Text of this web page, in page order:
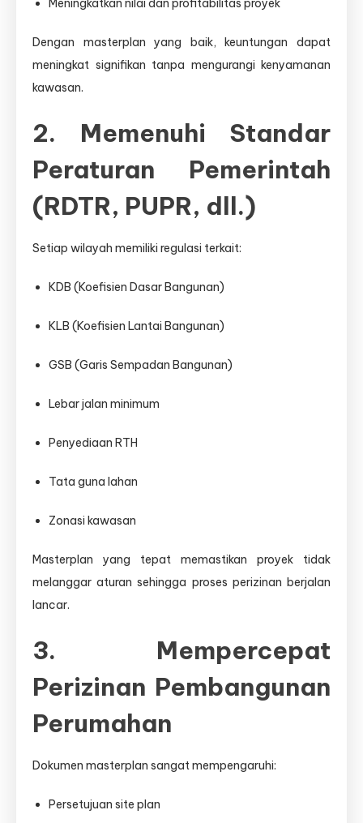
Meningkatkan nilai dan profitabilitas proyek
Dengan masterplan yang baik, keuntungan dapat
meningkat signifikan tanpa mengurangi kenyamanan
kawasan.
2. Memenuhi Standar
Peraturan Pemerintah
(RDTR, PUPR, dll.)
Setiap wilayah memiliki regulasi terkait:
KDB (Koefisien Dasar Bangunan)
KLB (Koefisien Lantai Bangunan)
GSB (Garis Sempadan Bangunan)
Lebar jalan minimum
Penyediaan RTH
Tata guna lahan
Zonasi kawasan
Masterplan yang tepat memastikan proyek tidak
melanggar aturan sehingga proses perizinan berjalan
lancar.
3. Mempercepat
Perizinan Pembangunan
Perumahan
Dokumen masterplan sangat mempengaruhi:
Persetujuan site plan